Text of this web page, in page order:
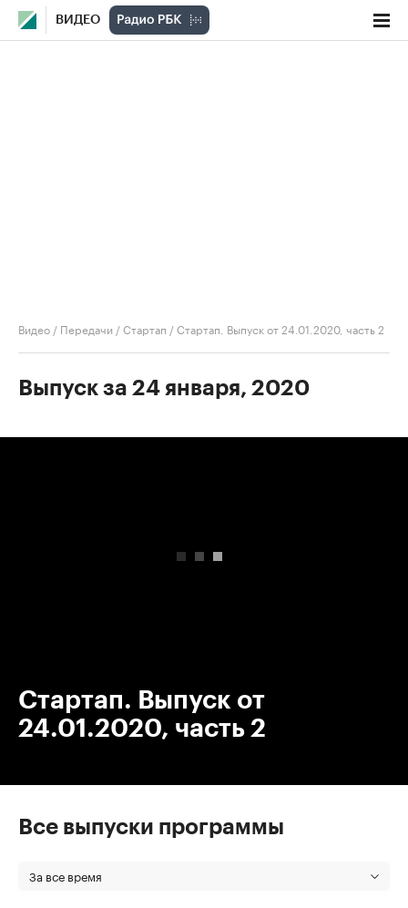
ВИДЕО
Видео / Передачи /Стартап /Стартап. Выпуск от 24.01.2020, часть 2
Выпуск за 24 января, 2020
Стартап. Выпуск от
24.01.2020, часть 2
Все выпуски программы
За все время